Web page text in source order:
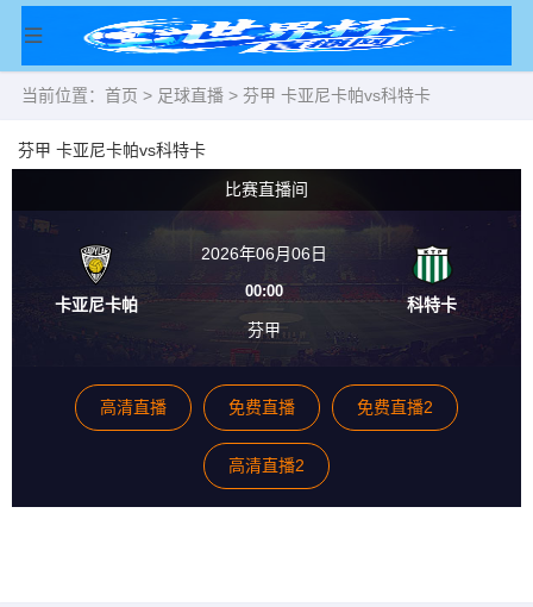
当前位置： 首页 > 足球直播 > 芬甲 卡亚尼卡帕vs科特卡
芬甲 卡亚尼卡帕vs科特卡
比赛直播间
卡亚尼卡帕
2026年06月06日
00:00
芬甲
科特卡
高清直播 免费直播 免费直播2
高清直播2